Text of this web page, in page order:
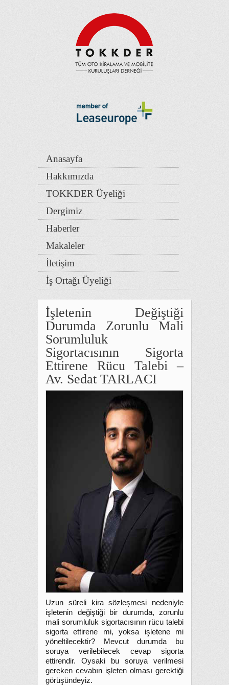
Anasayfa
Hakkımızda
TOKKDER Üyeliği
Dergimiz
Haberler
Makaleler
İletişim
İş Ortağı Üyeliği
İşletenin Değiştiği
Durumda Zorunlu Mali
Sorumluluk
Sigortacısının Sigorta
Ettirene Rücu Talebi –
Av. Sedat TARLACI
Uzun süreli kira sözleşmesi nedeniyle
işletenin değiştiği bir durumda, zorunlu
mali sorumluluk sigortacısının rücu talebi
sigorta ettirene mi, yoksa işletene mi
yöneltilecektir? Mevcut durumda bu
soruya verilebilecek cevap sigorta
ettirendir. Oysaki bu soruya verilmesi
gereken cevabın işleten olması gerektiği
görüşündeyiz.